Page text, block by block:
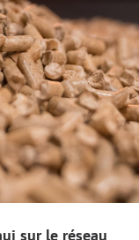
sur le réseau